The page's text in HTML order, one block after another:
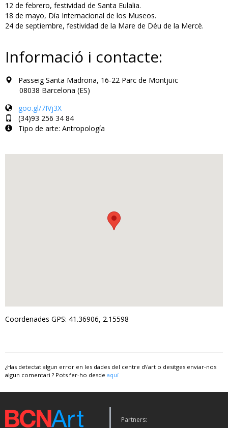
12 de febrero, festividad de Santa Eulalia.
18 de mayo, Día Internacional de los Museos.
24 de septiembre, festividad de la Mare de Déu de la Mercè.
Informació i contacte:
Passeig Santa Madrona, 16-22 Parc de Montjuïc
08038 Barcelona (ES)
goo.gl/7IVj3X
(34)93 256 34 84
Tipo de arte: Antropología
Coordenades GPS: 41.36906, 2.15598
¿Has detectat algun error en les dades del centre d\'art o desitges enviar-nos
algun comentari ? Pots fer-ho desde aquí
Partners: